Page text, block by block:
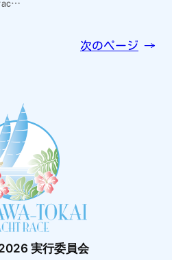
次のページ →
実行委員会